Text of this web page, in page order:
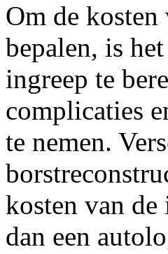
Om de
bepalen, is
ingreep te
complicaties
te nemen.
kosten van de
dan een